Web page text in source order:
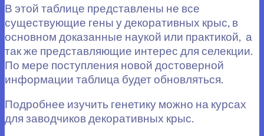
В этой таблице представлены не все
существующие гены у декоративных крыс, в
основном доказанные наукой или практикой, а
так же представляющие интерес для селекции.
По мере поступления новой достоверной
информации таблица будет обновляться.
Подробнее изучить генетику можно на курсах
для заводчиков декоративных крыс.